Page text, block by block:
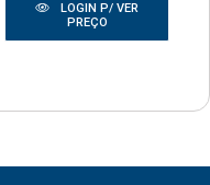
LOGIN P/ VER
PREÇO